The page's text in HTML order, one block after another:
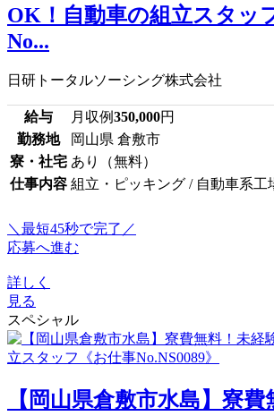
OK！自動車の組立スタッ
No...
日研トータルソーシング株式会社
給与 月収例350,000円
勤務地
岡山県 倉敷市
寮・社宅 あり（無料）
仕事内容 組立・ピッキング / 自動車系工
＼最短45秒で完了／
応募へ進む
詳しく
見る
スペシャル
【岡山県倉敷市水島】寮